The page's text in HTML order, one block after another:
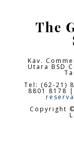
The
Kav.
Utara BSD
Tel: (62-21)
8801 8178
Copyright